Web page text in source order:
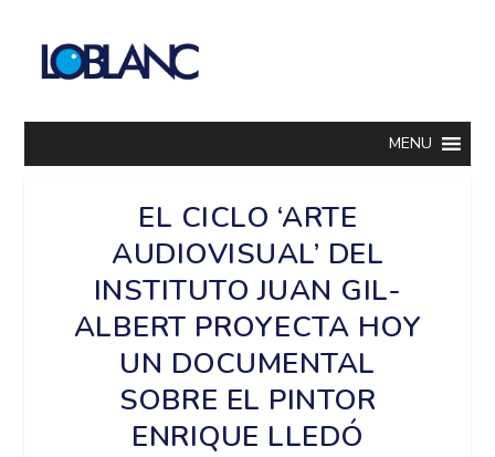
MENU
EL CICLO ‘ARTE
AUDIOVISUAL’ DEL
INSTITUTO JUAN GIL-
ALBERT PROYECTA HOY
UN DOCUMENTAL
SOBRE EL PINTOR
ENRIQUE LLEDÓ